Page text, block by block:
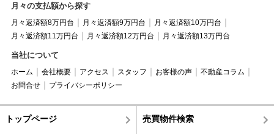
月々の支払額から探す
月々返済額8万円台 月々返済額9万円台
月々返済額10万円台
月々返済額11万円台
月々返済額12万円台 月々返済額13万円台
当社について
ホーム 会社概要 アクセス スタッフ お客様の声
不動産コラム
お問合せ
プライバシーポリシー
トップページ 売買物件検索